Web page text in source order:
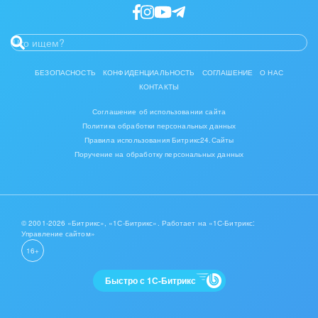
БЕЗОПАСНОСТЬ КОНФИДЕНЦИАЛЬНОСТЬ СОГЛАШЕНИЕ
О НАС
КОНТАКТЫ
Соглашение об использовании сайта
Политика обработки персональных данных
Правила использования Битрикс24.Сайты
Поручение на обработку персональных данных
© 2001-2026 «Битрикс», «1С-Битрикс». Работает на «1С-Битрикс:
Управление сайтом»
16+
Быстро с 1С-Битрикс